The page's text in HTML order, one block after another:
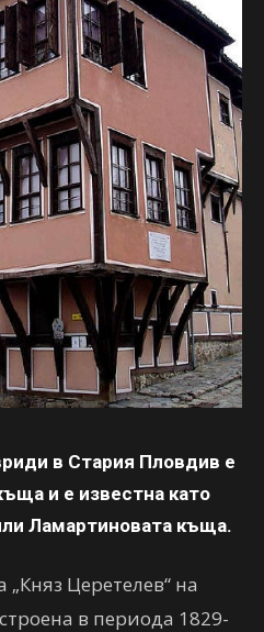
в Стария Пловдив е
и е известна като
Ламартиновата къща.
Церетелев“ на
в периода 1829-